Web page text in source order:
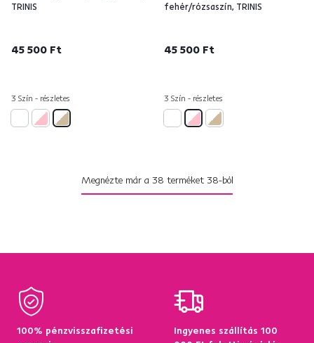
TRINIS
45 500 Ft
3 Szín - részletes
fehér/rózsaszín, TRINIS
45 500 Ft
3 Szín - részletes
Megnézte már a 38 terméket 38-ból
100% pénzvisszafizetési
Ingyenes szállítás 100